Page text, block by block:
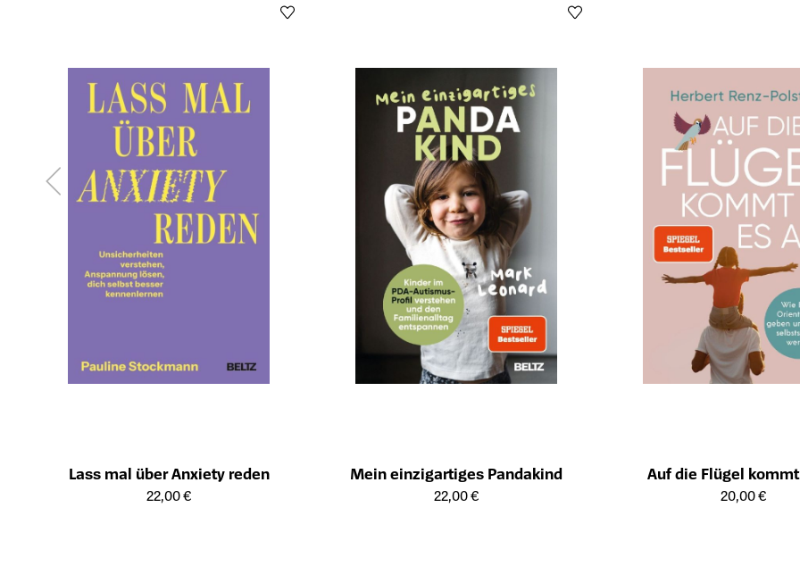
Lass mal über Anxiety reden
Öffnet die Detailseite des Produkts
22,00 €
Mein einzigartiges Pandakind
Öffnet die Detailseite des Produkts
22,00 €
Auf die Flügel
Öffnet die Detailseite des
20,00 €